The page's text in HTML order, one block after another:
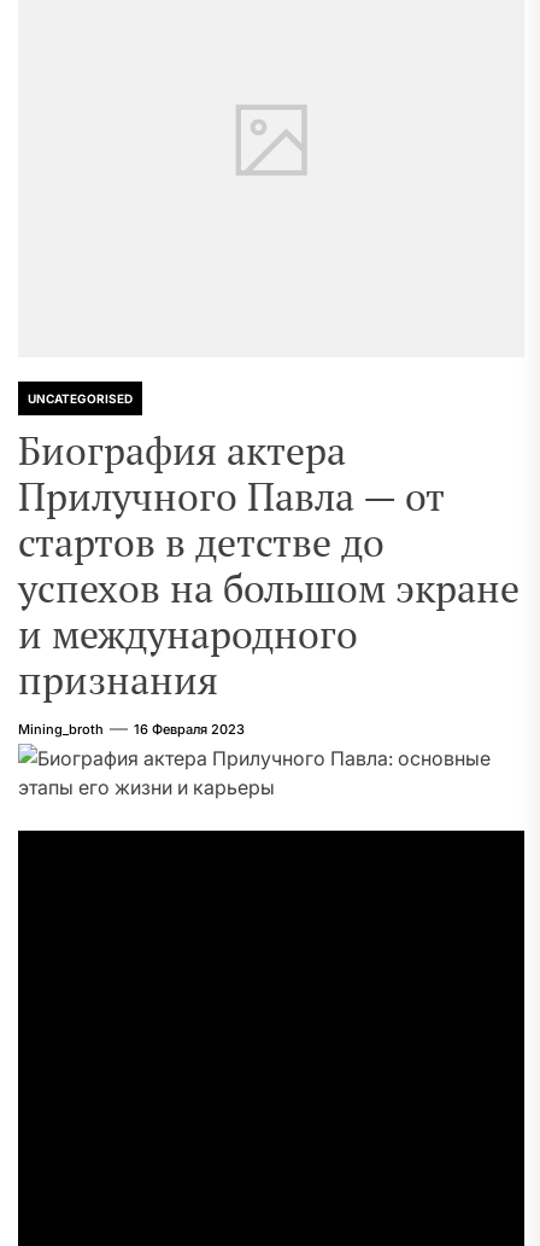
UNCATEGORISED
Биография актера
Прилучного Павла — от
стартов в детстве до
успехов на большом экране
и международного
признания
Mining_broth 16 Февраля 2023